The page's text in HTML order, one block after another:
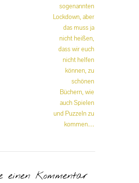
sogenannten
Lockdown, aber
das muss ja
nicht heißen,
dass wir euch
nicht helfen
können, zu
schönen
Büchern, wie
auch Spielen
und Puzzeln zu
kommen…
einen Kommentar